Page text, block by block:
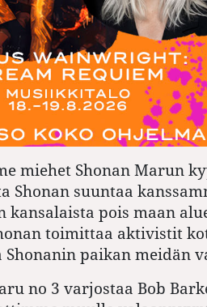
miehet Shonan Marun
Shonan suuntaa
kansalaista pois maan
toimittaa aktivistit
Shonanin paikan meidän
no 3 varjostaa Bob